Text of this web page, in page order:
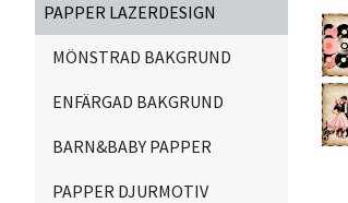
PAPPER LAZERDESIGN
MÖNSTRAD BAKGRUND
ENFÄRGAD BAKGRUND
BARN&BABY PAPPER
PAPPER DJURMOTIV